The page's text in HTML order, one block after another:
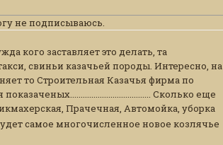
не подписываюсь.
кого заставляет это делать, та
свиньи казачьей породы. Интересно, на
то Строительная Казачья фирма по
Сколько еще
Прачечная, Автомойка, уборка
самое многочисленное новое козлячье